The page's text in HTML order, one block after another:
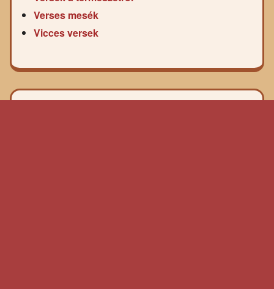
Verses mesék
Vicces versek